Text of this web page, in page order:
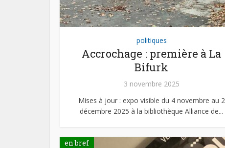
politiques
Accrochage : première à La
Bifurk
3 novembre 2025
Mises à jour : expo visible du 4 novembre au 2
décembre 2025 à la bibliothèque Alliance de...
en bref